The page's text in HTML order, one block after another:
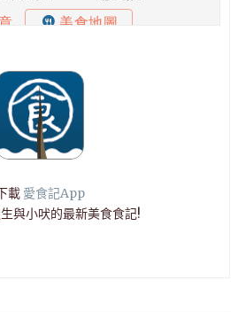
載 愛食記App
與小吠的最新美食食記!